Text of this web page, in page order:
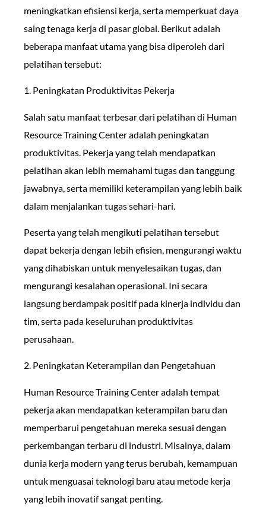
meningkatkan efisiensi kerja, serta memperkuat daya
saing tenaga kerja di pasar global. Berikut adalah
beberapa manfaat utama yang bisa diperoleh dari
pelatihan tersebut:
1. Peningkatan Produktivitas Pekerja
Salah satu manfaat terbesar dari pelatihan di Human
Resource Training Center adalah peningkatan
produktivitas. Pekerja yang telah mendapatkan
pelatihan akan lebih memahami tugas dan tanggung
jawabnya, serta memiliki keterampilan yang lebih baik
dalam menjalankan tugas sehari-hari.
Peserta yang telah mengikuti pelatihan tersebut
dapat bekerja dengan lebih efisien, mengurangi waktu
yang dihabiskan untuk menyelesaikan tugas, dan
mengurangi kesalahan operasional. Ini secara
langsung berdampak positif pada kinerja individu dan
tim, serta pada keseluruhan produktivitas
perusahaan.
2. Peningkatan Keterampilan dan Pengetahuan
Human Resource Training Center adalah tempat
pekerja akan mendapatkan keterampilan baru dan
memperbarui pengetahuan mereka sesuai dengan
perkembangan terbaru di industri. Misalnya, dalam
dunia kerja modern yang terus berubah, kemampuan
untuk menguasai teknologi baru atau metode kerja
yang lebih inovatif sangat penting.